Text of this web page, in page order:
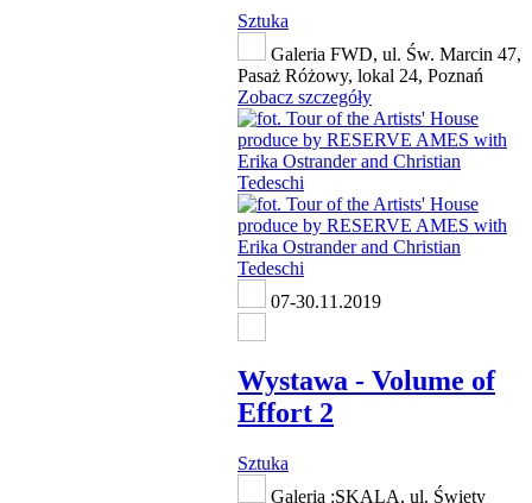
Sztuka
Galeria FWD, ul. Św. Marcin 47,
Pasaż Różowy, lokal 24, Poznań
Zobacz szczegóły
07-30.11.2019
Wystawa - Volume of
Effort 2
Sztuka
Galeria :SKALA, ul. Święty